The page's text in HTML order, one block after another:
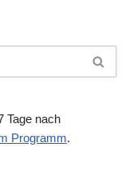
Tage nach
Programm.